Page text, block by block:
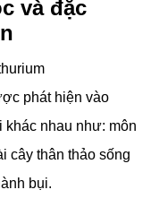
và đặc
phát hiện vào
khác nhau như: môn
cây thân thảo sống
bụi.